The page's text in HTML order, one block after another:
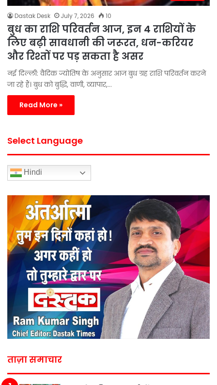
Dastak Desk July 7, 2026 10
बुध का राशि परिवर्तन आज, इन 4 राशियों के
लिए बढ़ी सावधानी की जरूरत, धन-करियर
और रिश्तों पर पड़ सकता है असर
नई दिल्ली: वैदिक ज्योतिष के अनुसार आज बुध ग्रह राशि परिवर्तन करने
जा रहे हैं। बुध को बुद्धि, वाणी, व्यापार,…
Read More »
Select Language
Hindi
ताज़ा समाचार